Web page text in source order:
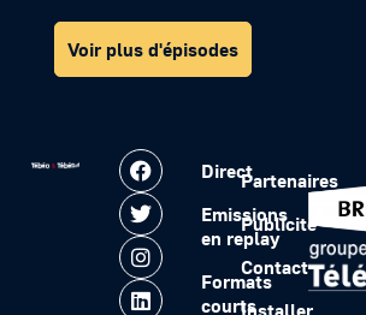
Voir plus d'épisodes
Direct
Emissions
en replay
Formats
courts
Partenaires
Publicité
Contact